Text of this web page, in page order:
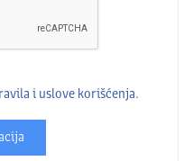
i uslove korišćenja.